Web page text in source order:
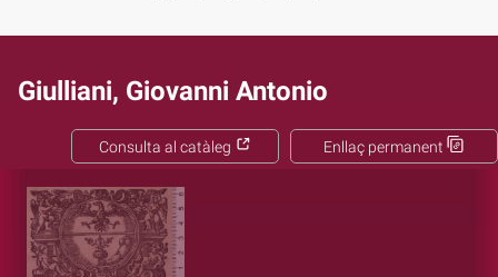
Giulliani, Giovanni Antonio
Enllaç permanent
Consulta al catàleg